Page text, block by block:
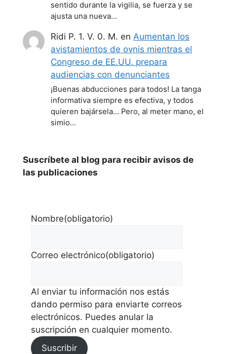
sentido durante la vigilia, se fuerza y se
ajusta una nueva…
Ridi P. 1. V. 0. M. enAumentan los
avistamientos de ovnis mientras el
Congreso de EE.UU. prepara
audiencias con denunciantes
¡Buenas abducciones para todos! La tanga
informativa siempre es efectiva, y todos
quieren bajársela... Pero, al meter mano, el
simio…
Suscríbete al blog para recibir avisos de
las publicaciones
Nombre(obligatorio)
Correo electrónico(obligatorio)
Al enviar tu información nos estás
dando permiso para enviarte correos
electrónicos. Puedes anular la
suscripción en cualquier momento.
Suscribir